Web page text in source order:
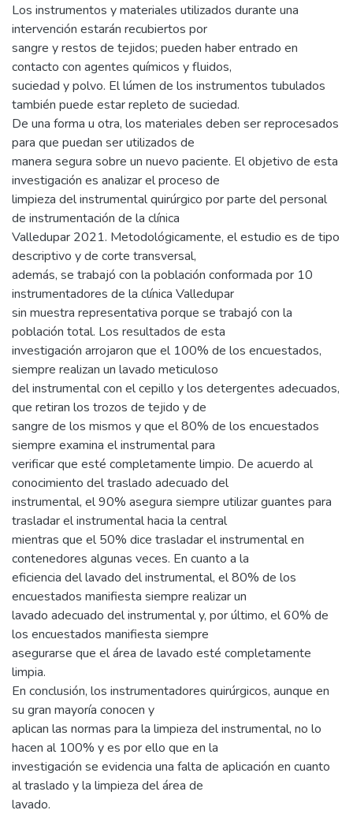
Los instrumentos y materiales utilizados durante una
intervención estarán recubiertos por
sangre y restos de tejidos; pueden haber entrado en
contacto con agentes químicos y fluidos,
suciedad y polvo. El lúmen de los instrumentos tubulados
también puede estar repleto de suciedad.
De una forma u otra, los materiales deben ser reprocesados
para que puedan ser utilizados de
manera segura sobre un nuevo paciente. El objetivo de esta
investigación es analizar el proceso de
limpieza del instrumental quirúrgico por parte del personal
de instrumentación de la clínica
Valledupar 2021. Metodológicamente, el estudio es de tipo
descriptivo y de corte transversal,
además, se trabajó con la población conformada por 10
instrumentadores de la clínica Valledupar
sin muestra representativa porque se trabajó con la
población total. Los resultados de esta
investigación arrojaron que el 100% de los encuestados,
siempre realizan un lavado meticuloso
del instrumental con el cepillo y los detergentes adecuados,
que retiran los trozos de tejido y de
sangre de los mismos y que el 80% de los encuestados
siempre examina el instrumental para
verificar que esté completamente limpio. De acuerdo al
conocimiento del traslado adecuado del
instrumental, el 90% asegura siempre utilizar guantes para
trasladar el instrumental hacia la central
mientras que el 50% dice trasladar el instrumental en
contenedores algunas veces. En cuanto a la
eficiencia del lavado del instrumental, el 80% de los
encuestados manifiesta siempre realizar un
lavado adecuado del instrumental y, por último, el 60% de
los encuestados manifiesta siempre
asegurarse que el área de lavado esté completamente
limpia.
En conclusión, los instrumentadores quirúrgicos, aunque en
su gran mayoría conocen y
aplican las normas para la limpieza del instrumental, no lo
hacen al 100% y es por ello que en la
investigación se evidencia una falta de aplicación en cuanto
al traslado y la limpieza del área de
lavado.